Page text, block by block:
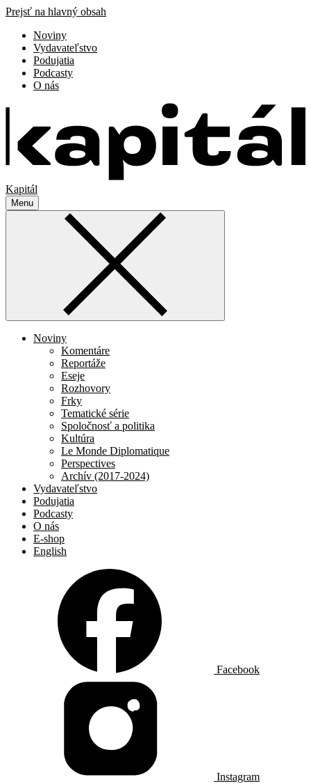
Prejsť na hlavný obsah
Noviny
Vydavateľstvo
Podujatia
Podcasty
O nás
Kapitál
Menu
Noviny
Komentáre
Reportáže
Eseje
Rozhovory
Frky
Tematické série
Spoločnosť a politika
Kultúra
Le Monde Diplomatique
Perspectives
Archív (2017-2024)
Vydavateľstvo
Podujatia
Podcasty
O nás
E-shop
English
Facebook
Instagram